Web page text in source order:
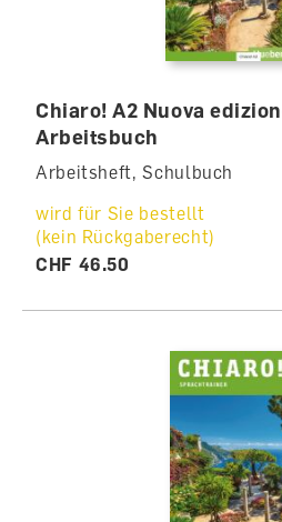
Chiaro! A2 Nuova
Arbeitsbuch
Arbeitsheft, Schulbuch
wird für Sie bestellt
(kein Rückgaberecht)
CHF 46.50